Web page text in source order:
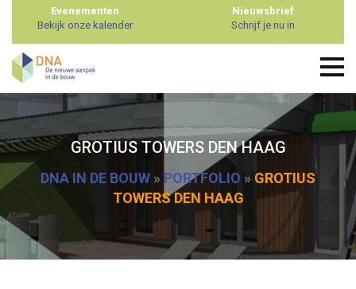
Evenementen
Bekijk onze kalender
Nieuwsbrief
Schrijf je nu in
GROTIUS TOWERS DEN HAAG
DNA IN DE BOUW » PORTFOLIO » GROTIUS
TOWERS DEN HAAG